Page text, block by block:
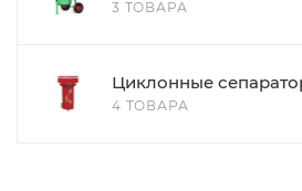
3 ТОВАРА
Циклонные
4 ТОВАРА